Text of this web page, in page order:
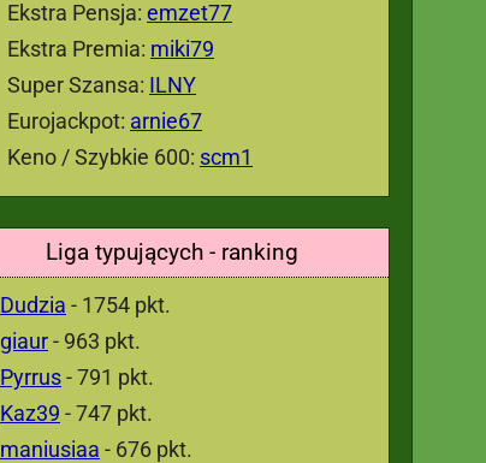
Ekstra Pensja: emzet77
Ekstra Premia: miki79
Super Szansa: ILNY
Eurojackpot: arnie67
Keno / Szybkie 600: scm1
Liga typujących - ranking
Dudzia - 1754 pkt.
giaur- 963 pkt.
Pyrrus- 791 pkt.
Kaz39 - 747 pkt.
maniusiaa - 676 pkt.